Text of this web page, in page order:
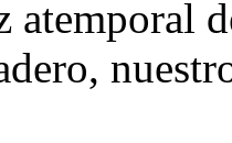
atemporal